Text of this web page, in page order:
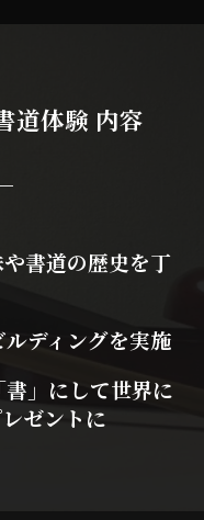
道体験 内容
書道の歴史を丁
ディングを実施
」にして世界に
ゼントに